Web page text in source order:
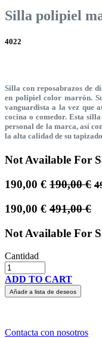
Silla polipiel
4022
Silla con reposabrazos de
en polipiel color marrón.
vanguardista a la vez que
cocina o comedor. Esta
personal de la marca, así
la alta calidad de su
Not Available For
190,00 € 190,00€
190,00 € 491,00€
Not Available For
Cantidad
ADD TO CART
Añadir a lista de deseos
Contacta con nosotros